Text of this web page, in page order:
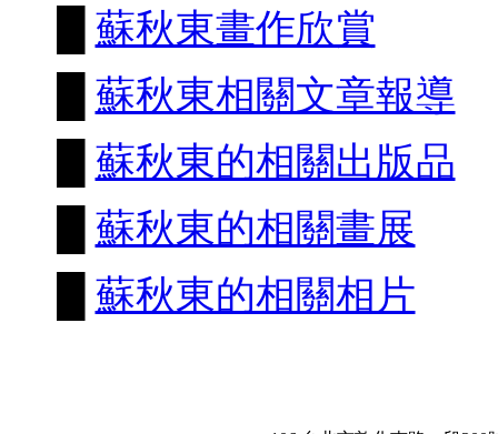
蘇秋東畫作欣賞
蘇秋東相關文章報導
蘇秋東的相關出版品
蘇秋東的相關畫展
蘇秋東的相關相片